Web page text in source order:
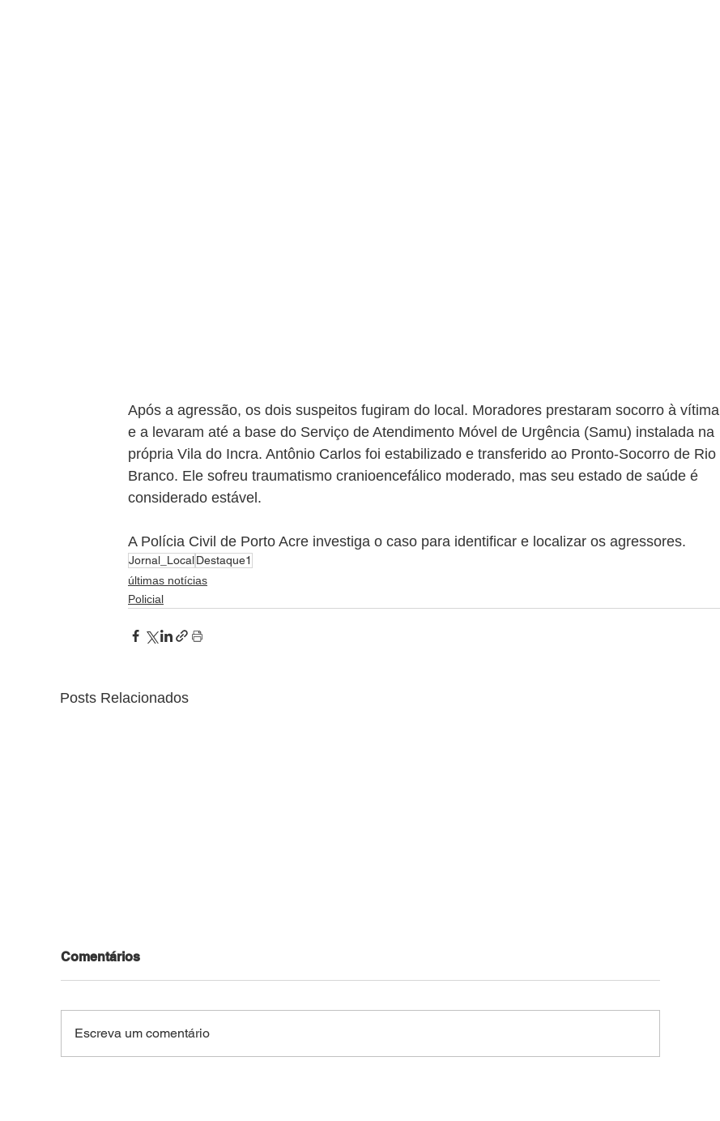
Após a agressão, os dois suspeitos fugiram do local. Moradores prestaram socorro à vítima
e a levaram até a base do Serviço de Atendimento Móvel de Urgência (Samu) instalada na
própria Vila do Incra. Antônio Carlos foi estabilizado e transferido ao Pronto-Socorro de Rio
Branco. Ele sofreu traumatismo cranioencefálico moderado, mas seu estado de saúde é
considerado estável.
A Polícia Civil de Porto Acre investiga o caso para identificar e localizar os agressores.
Jornal_LocalDestaque1
últimas notícias
Policial
Posts Relacionados
Comentários
Escreva um comentário